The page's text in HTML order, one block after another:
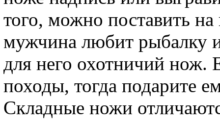
того, можно поставить
мужчина любит рыбалку
для него охотничий нож.
походы, тогда подарите
Складные ножи